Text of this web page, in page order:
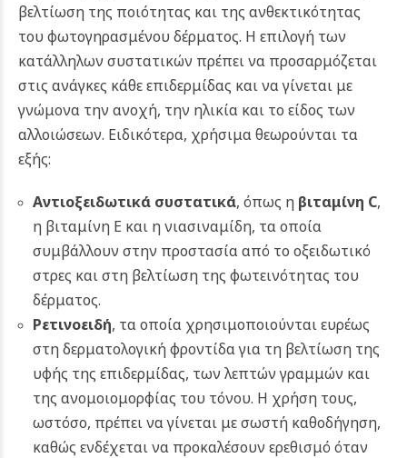
βελτίωση της ποιότητας και της ανθεκτικότητας
του φωτογηρασμένου δέρματος. Η επιλογή των
κατάλληλων συστατικών πρέπει να προσαρμόζεται
στις ανάγκες κάθε επιδερμίδας και να γίνεται με
γνώμονα την ανοχή, την ηλικία και το είδος των
αλλοιώσεων. Ειδικότερα, χρήσιμα θεωρούνται τα
εξής:
Αντιοξειδωτικά συστατικά, όπως η βιταμίνη C,
η βιταμίνη E και η νιασιναμίδη, τα οποία
συμβάλλουν στην προστασία από το οξειδωτικό
στρες και στη βελτίωση της φωτεινότητας του
δέρματος.
Ρετινοειδή, τα οποία χρησιμοποιούνται ευρέως
στη δερματολογική φροντίδα για τη βελτίωση της
υφής της επιδερμίδας, των λεπτών γραμμών και
της ανομοιομορφίας του τόνου. Η χρήση τους,
ωστόσο, πρέπει να γίνεται με σωστή καθοδήγηση,
καθώς ενδέχεται να προκαλέσουν ερεθισμό όταν